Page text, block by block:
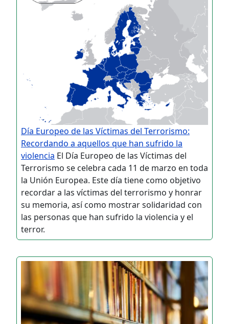
Día Europeo de las Víctimas del Terrorismo:
Recordando a aquellos que han sufrido la
violencia El Día Europeo de las Víctimas del
Terrorismo se celebra cada 11 de marzo en toda
la Unión Europea. Este día tiene como objetivo
recordar a las víctimas del terrorismo y honrar
su memoria, así como mostrar solidaridad con
las personas que han sufrido la violencia y el
terror.